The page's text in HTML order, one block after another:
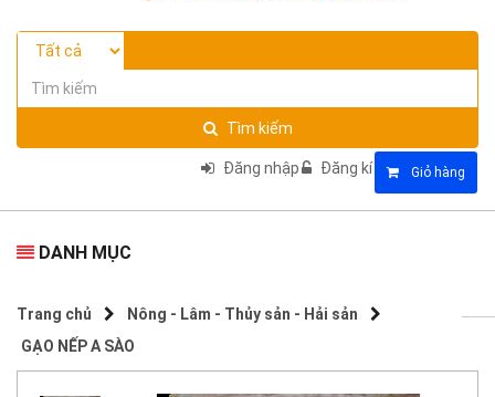
Tìm kiếm
Đăng nhập Đăng kí Giỏ hàng
DANH MỤC
Trang chủ
Nông - Lâm - Thủy sản - Hải sản
GẠO NẾP A SÀO